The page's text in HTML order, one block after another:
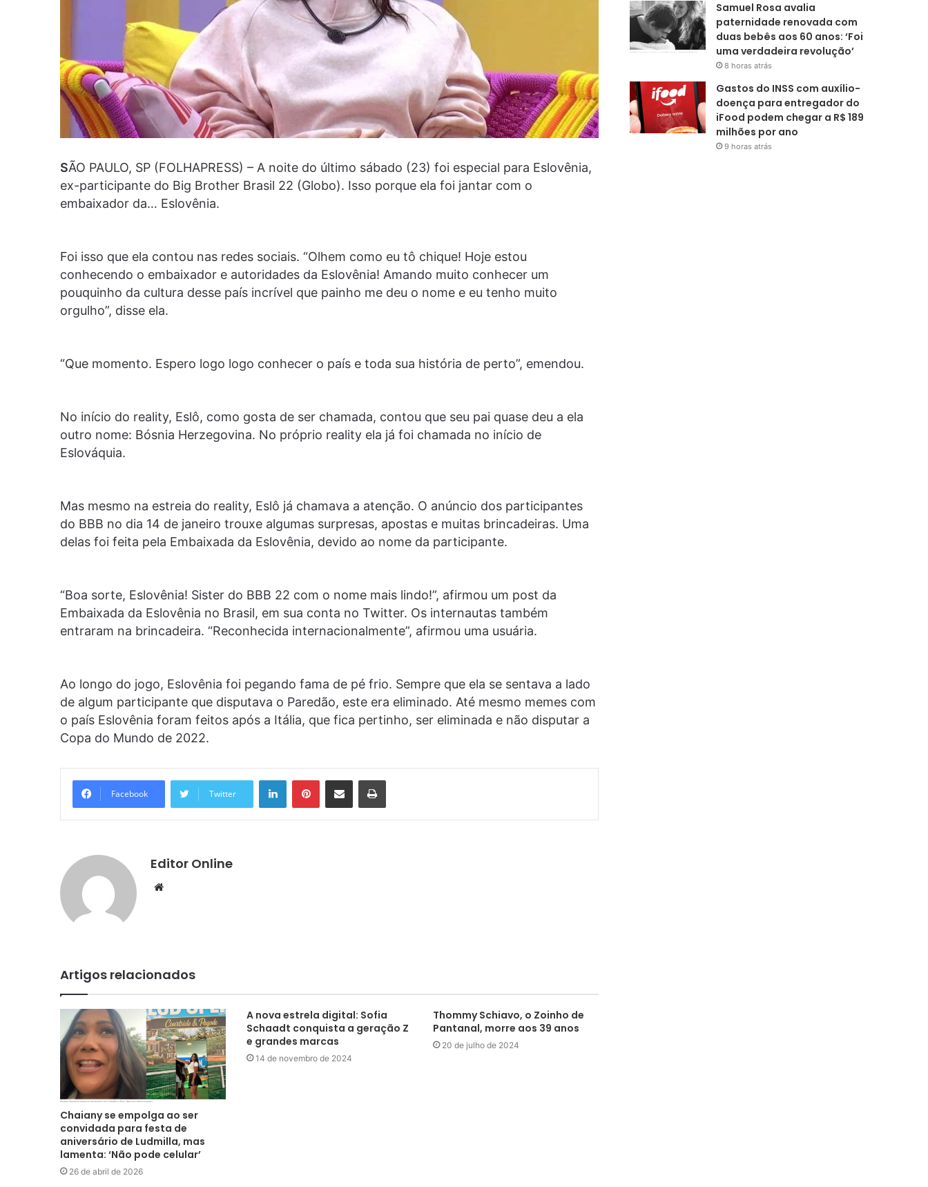
SÃO PAULO, SP (FOLHAPRESS) – A noite do último sábado (23) foi especial para Eslovênia,
ex-participante do Big Brother Brasil 22 (Globo). Isso porque ela foi jantar com o
embaixador da… Eslovênia.
Foi isso que ela contou nas redes sociais. “Olhem como eu tô chique! Hoje estou
conhecendo o embaixador e autoridades da Eslovênia! Amando muito conhecer um
pouquinho da cultura desse país incrível que painho me deu o nome e eu tenho muito
orgulho”, disse ela.
“Que momento. Espero logo logo conhecer o país e toda sua história de perto”, emendou.
No início do reality, Eslô, como gosta de ser chamada, contou que seu pai quase deu a ela
outro nome: Bósnia Herzegovina. No próprio reality ela já foi chamada no início de
Eslováquia.
Mas mesmo na estreia do reality, Eslô já chamava a atenção. O anúncio dos participantes
do BBB no dia 14 de janeiro trouxe algumas surpresas, apostas e muitas brincadeiras. Uma
delas foi feita pela Embaixada da Eslovênia, devido ao nome da participante.
“Boa sorte, Eslovênia! Sister do BBB 22 com o nome mais lindo!”, afirmou um post da
Embaixada da Eslovênia no Brasil, em sua conta no Twitter. Os internautas também
entraram na brincadeira. “Reconhecida internacionalmente”, afirmou uma usuária.
Ao longo do jogo, Eslovênia foi pegando fama de pé frio. Sempre que ela se sentava a lado
de algum participante que disputava o Paredão, este era eliminado. Até mesmo memes com
o país Eslovênia foram feitos após a Itália, que fica pertinho, ser eliminada e não disputar a
Copa do Mundo de 2022.
Facebook Twitter
LinkedinPinterestCompartilhar via e-mail Imprimir
Editor Online
Website
Artigos relacionados
Chaiany se empolga ao ser
convidada para festa de
aniversário de Ludmilla, mas
lamenta: ‘Não pode celular’
26 de abril de 2026
A nova estrela digital: Sofia
Schaadt conquista a geração Z
e grandes marcas
14 de novembro de 2024
Thommy Schiavo, o Zoinho de
Pantanal, morre aos 39 anos
20 de julho de 2024
Samuel Rosa avalia
paternidade renovada com
duas bebês aos 60 anos: ‘Foi
uma verdadeira revolução’
8 horas atrás
Gastos do INSS com auxílio-
doença para entregador do
iFood podem chegar a R$ 189
milhões por ano
9 horas atrás